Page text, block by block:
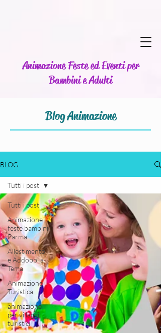
Animazione Feste ed Eventi per
Bambini e Adulti
Blog Animazione
BLOG
Tutti i post
Animazione
feste bambini
Parma
Allestimento
e Addobbi a
Tema
Animazione
Turistica
animazione
per villaggi
turistici
Tutti i post